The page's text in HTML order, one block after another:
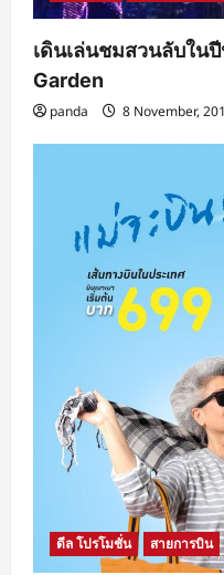
เดินเล่นชมสวนลับใน
Garden
panda 8 November,
ดีล โปรโมชั่น สายการบิน